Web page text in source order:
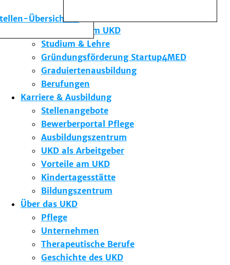
Übersicht
Die Institute des UKD
Forschung am UKD
Studium & Lehre
Gründungsförderung Startup4MED
Graduiertenausbildung
Berufungen
Karriere & Ausbildung
Stellenangebote
Bewerberportal Pflege
Ausbildungszentrum
UKD als Arbeitgeber
Vorteile am UKD
Kindertagesstätte
Bildungszentrum
Über das UKD
Pflege
Unternehmen
Therapeutische Berufe
Geschichte des UKD